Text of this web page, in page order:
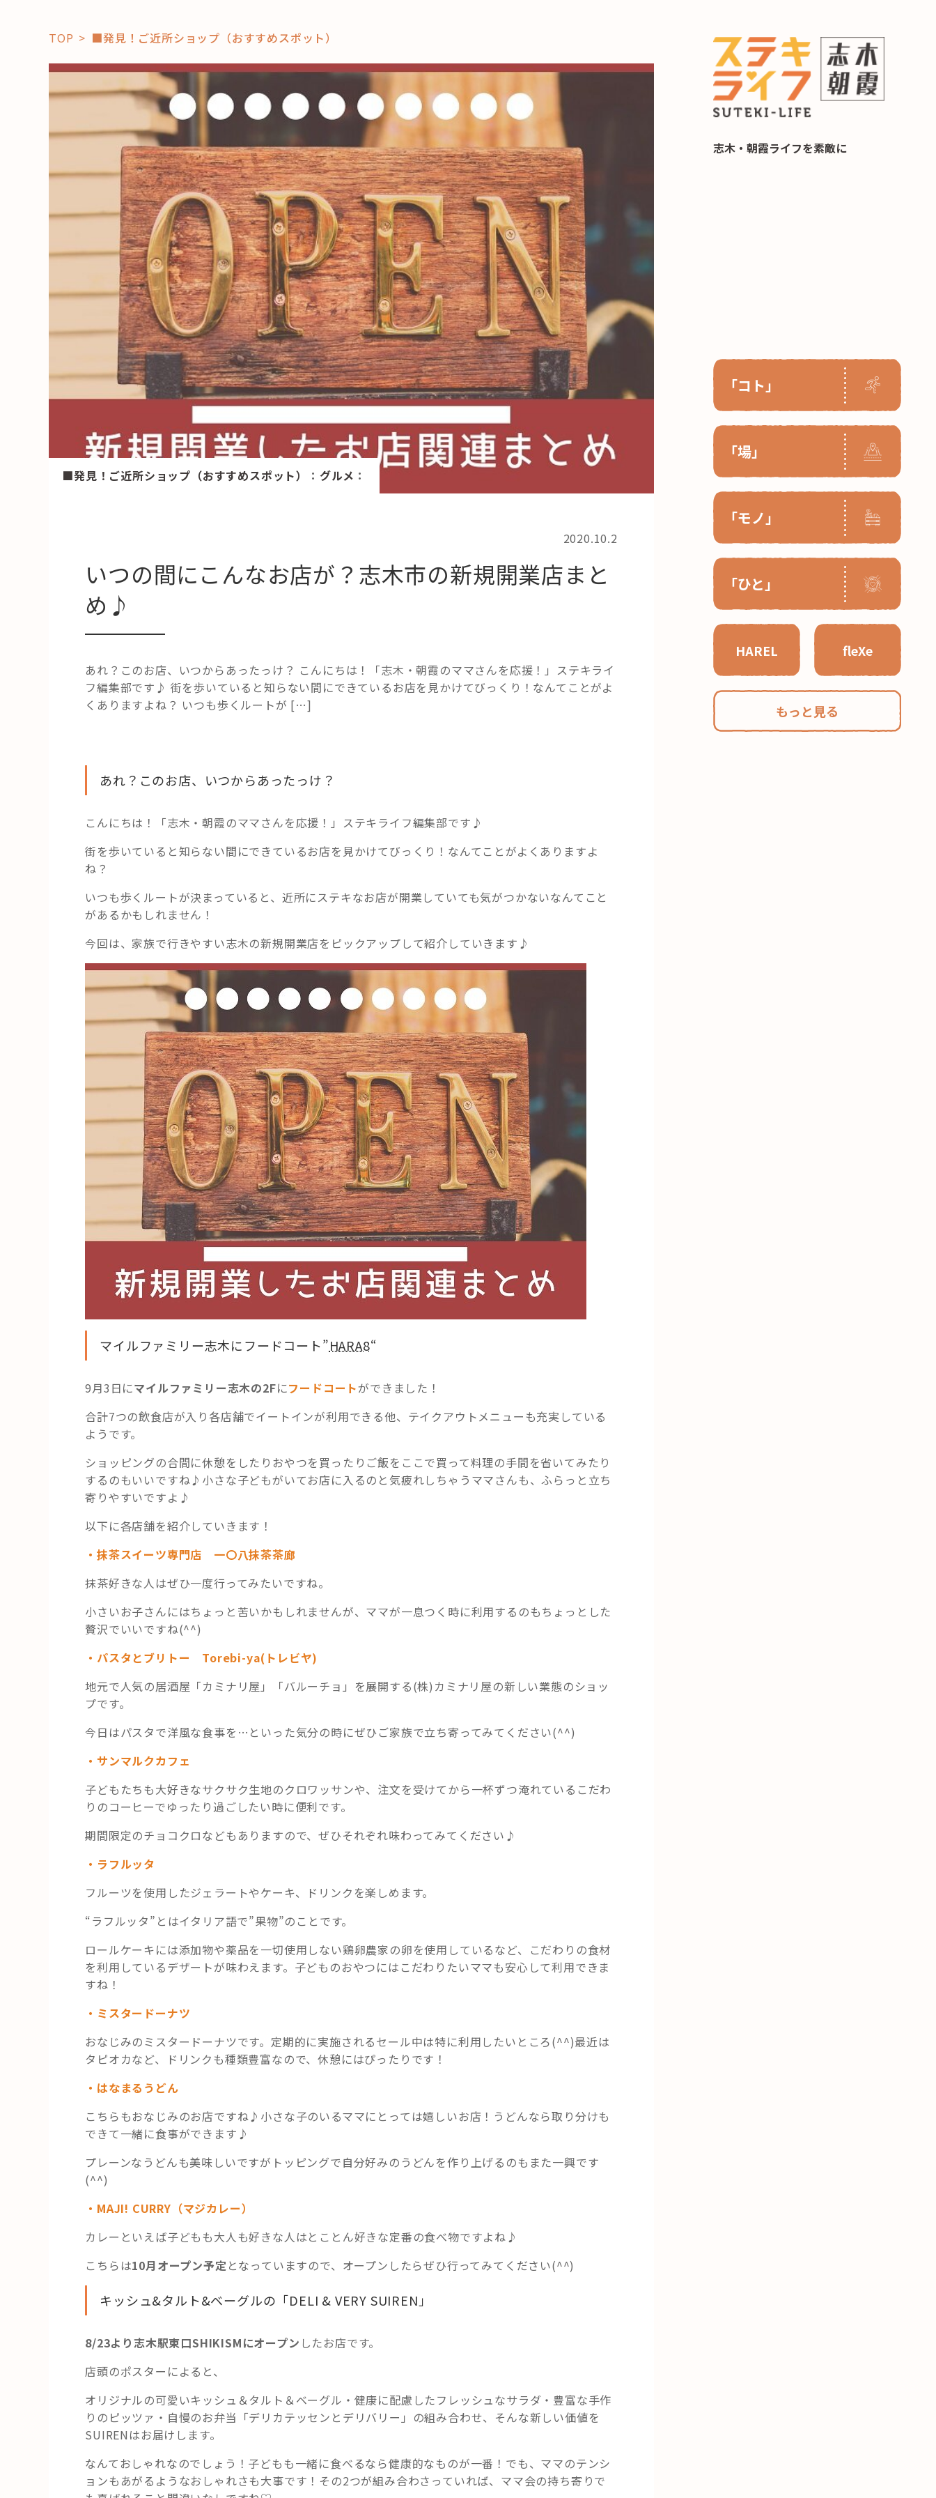
志木・朝霞ライフを素敵に
「コト」
「場」
「モノ」
「ひと」
HAREL fleXe
もっと見る
「コト」
子育て
暮らし
おすすめ
スポット
学び・教育
「場」
HAREL
HAREL
活用事例
「モノ」
リノベ事例
「ひと」
これからの暮らし 住み替え相談
記事検索
TOP ■発見！ご近所ショップ（おすすめスポット）
■発見！ご近所ショップ（おすすめスポット） ： グルメ ：
2020.10.2
いつの間にこんなお店が？志木市の新規開業店まと
め♪
あれ？このお店、いつからあったっけ？ こんにちは！「志木・朝霞のママさんを応援！」ステキライ
フ編集部です♪ 街を歩いていると知らない間にできているお店を見かけてびっくり！なんてことがよ
くありますよね？ いつも歩くルートが […]
あれ？このお店、いつからあったっけ？
こんにちは！「志木・朝霞のママさんを応援！」ステキライフ編集部です♪
街を歩いていると知らない間にできているお店を見かけてびっくり！なんてことがよくありますよ
ね？
いつも歩くルートが決まっていると、近所にステキなお店が開業していても気がつかないなんてこと
があるかもしれません！
今回は、家族で行きやすい志木の新規開業店をピックアップして紹介していきます♪
マイルファミリー志木にフードコート”HARA8“
9月3日にマイルファミリー志木の2Fにフードコートができました！
合計7つの飲食店が入り各店舗でイートインが利用できる他、テイクアウトメニューも充実している
ようです。
ショッピングの合間に休憩をしたりおやつを買ったりご飯をここで買って料理の手間を省いてみたり
するのもいいですね♪小さな子どもがいてお店に入るのと気疲れしちゃうママさんも、ふらっと立ち
寄りやすいですよ♪
以下に各店舗を紹介していきます！
・抹茶スイーツ専門店 一〇八抹茶茶廊
抹茶好きな人はぜひ一度行ってみたいですね。
小さいお子さんにはちょっと苦いかもしれませんが、ママが一息つく時に利用するのもちょっとした
贅沢でいいですね(^^)
・パスタとブリトー Torebi-ya(トレビヤ)
地元で人気の居酒屋「カミナリ屋」「バルーチョ」を展開する(株)カミナリ屋の新しい業態のショッ
プです。
今日はパスタで洋風な食事を…といった気分の時にぜひご家族で立ち寄ってみてください(^^)
・サンマルクカフェ
子どもたちも大好きなサクサク生地のクロワッサンや、注文を受けてから一杯ずつ淹れているこだわ
りのコーヒーでゆったり過ごしたい時に便利です。
期間限定のチョコクロなどもありますので、ぜひそれぞれ味わってみてください♪
・ラフルッタ
フルーツを使用したジェラートやケーキ、ドリンクを楽しめます。
“ラフルッタ”とはイタリア語で”果物”のことです。
ロールケーキには添加物や薬品を一切使用しない鶏卵農家の卵を使用しているなど、こだわりの食材
を利用しているデザートが味わえます。子どものおやつにはこだわりたいママも安心して利用できま
すね！
・ミスタードーナツ
おなじみのミスタードーナツです。定期的に実施されるセール中は特に利用したいところ(^^)最近は
タピオカなど、ドリンクも種類豊富なので、休憩にはぴったりです！
・はなまるうどん
こちらもおなじみのお店ですね♪小さな子のいるママにとっては嬉しいお店！うどんなら取り分けも
できて一緒に食事ができます♪
プレーンなうどんも美味しいですがトッピングで自分好みのうどんを作り上げるのもまた一興です
(^^)
・MAJI! CURRY（マジカレー）
カレーといえば子どもも大人も好きな人はとことん好きな定番の食べ物ですよね♪
こちらは10月オープン予定となっていますので、オープンしたらぜひ行ってみてください(^^)
キッシュ&タルト&ベーグルの「DELI & VERY SUIREN 」
8/23より志木駅東口SHIKISMにオープン したお店です。
店頭のポスターによると、
オリジナルの可愛いキッシュ＆タルト＆ベーグル・健康に配慮したフレッシュなサラダ・豊富な手作
りのピッツァ・自慢のお弁当「デリカテッセンとデリバリー」の組み合わせ、そんな新しい価値を
SUIRENはお届けします。
なんておしゃれなのでしょう！子どもも一緒に食べるなら健康的なものが一番！でも、ママのテンシ
ョンもあがるようなおしゃれさも大事です！その2つが組み合わさっていれば、ママ会の持ち寄りで